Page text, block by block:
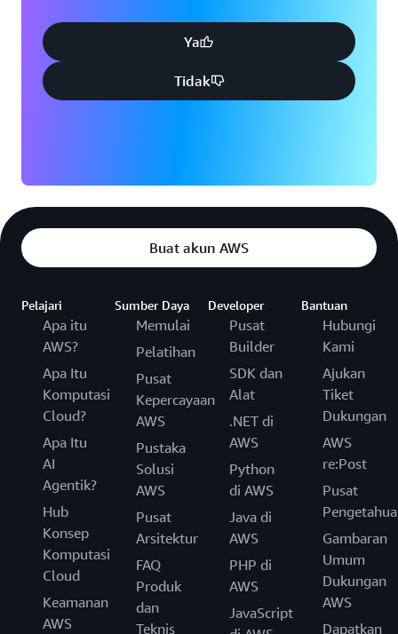
Ya
Tidak
Buat akun AWS
Pelajari
Apa itu
AWS?
Apa Itu
Komputasi
Cloud?
Apa Itu
AI
Agentik?
Hub
Konsep
Komputasi
Cloud
Keamanan
AWS
Sumber Daya
Memulai
Pelatihan
Pusat
Kepercayaan
AWS
Pustaka
Solusi
AWS
Pusat
Arsitektur
FAQ
Produk
dan
Teknis
Developer
Pusat
Builder
SDK dan
Alat
.NET di
AWS
Python
di AWS
Java di
AWS
PHP di
AWS
JavaScript
Bantuan
Hubungi
Kami
Ajukan
Tiket
Dukungan
AWS
re:Post
Pusat
Gambaran
Umum
Dukungan
AWS
Dapatkan